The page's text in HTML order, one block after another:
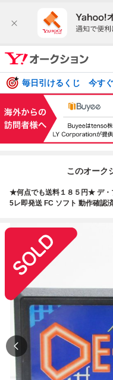
毎日引けるくじ 今す
このオーク
★何点でも送料１８５円★ デ・
5レ即発送 FC ソフト 動作確認